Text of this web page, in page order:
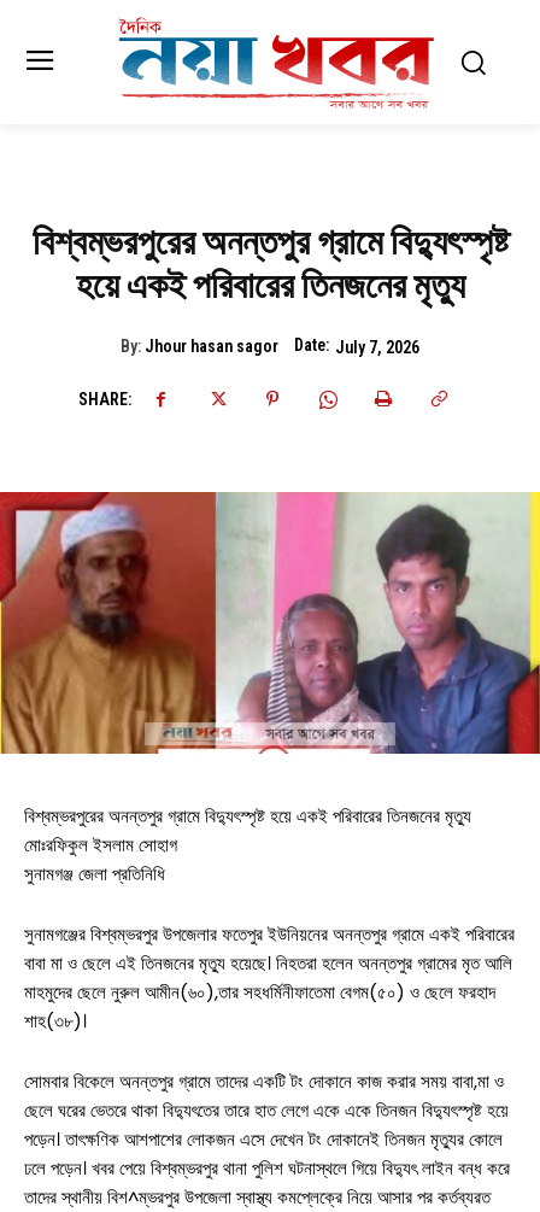
বিশ্বম্ভরপুরের অনন্তপুর গ্রামে বিদ্যুৎস্পৃষ্ট
হয়ে একই পরিবারের তিনজনের মৃত্যু
By: Jhour hasan sagor Date: July 7, 2026
SHARE:
বিশ্বম্ভরপুরের অনন্তপুর গ্রামে বিদ্যুৎস্পৃষ্ট হয়ে একই পরিবারের তিনজনের মৃত্যু
মোঃরফিকুল ইসলাম সোহাগ
সুনামগঞ্জ জেলা প্রতিনিধি
সুনামগঞ্জের বিশ্বম্ভরপুর উপজেলার ফতেপুর ইউনিয়নের অনন্তপুর গ্রামে একই পরিবারের
বাবা মা ও ছেলে এই তিনজনের মৃত্যু হয়েছে। নিহতরা হলেন অনন্তপুর গ্রামের মৃত আলি
মাহমুদের ছেলে নুরুল আমীন(৬০),তার সহধর্মিনীফাতেমা বেগম(৫০) ও ছেলে ফরহাদ
শাহ(৩৮)।
সোমবার বিকেলে অনন্তপুর গ্রামে তাদের একটি টং দোকানে কাজ করার সময় বাবা,মা ও
ছেলে ঘরের ভেতরে থাকা বিদ্যুৎতের তারে হাত লেগে একে একে তিনজন বিদ্যুৎস্পৃষ্ট হয়ে
পড়েন। তাৎক্ষণিক আশপাশের লোকজন এসে দেখেন টং দোকানেই তিনজন মৃত্যুর কোলে
ঢলে পড়েন। খবর পেয়ে বিশ্বম্ভরপুর থানা পুলিশ ঘটনাস্থলে গিয়ে বিদ্যুৎ লাইন বন্ধ করে
তাদের স্থানীয় বিশ^ম্ভরপুর উপজেলা স্বাস্থ্য কমপ্লেক্রে নিয়ে আসার পর কর্তব্যরত